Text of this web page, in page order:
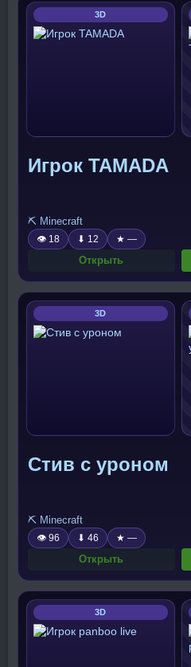
3D
Игрок TAMADA
⛏️ Minecraft
👁 18 ⬇ 12 ★ —
Открыть
3D
Стив с уроном
⛏️ Minecraft
👁 96 ⬇ 46 ★ —
Открыть
3D